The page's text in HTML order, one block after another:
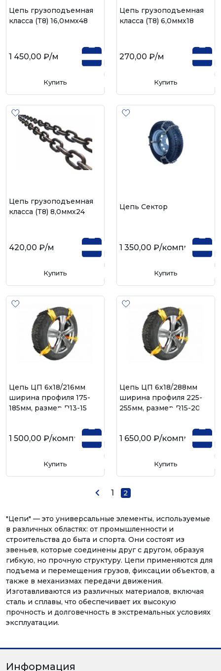
Цепь грузоподъемная
класса (Т8) 16,0ммх48
1 450,00 ₽/м
Купить
Цепь грузоподъемная
класса (Т8) 6,0ммх18
270,00 ₽/м
Купить
Цепь грузоподъемная
класса (Т8) 8,0ммх24
420,00 ₽/м
Купить
Цепь Сектор
1 350,00 ₽/компл
Купить
Цепь ЦП 6х18/216мм
ширина профиля 175-
185мм, размер R13-15
1 500,00 ₽/компл
Купить
Цепь ЦП 6х18/288мм
ширина профиля 225-
255мм, размер R15-20
1 650,00 ₽/компл
Купить
1 2
"Цепи" — это универсальные элементы, используемые
в различных областях: от промышленности и
строительства до быта и спорта. Они состоят из
звеньев, которые соединены друг с другом, образуя
гибкую, но прочную структуру. Цепи применяются для
подъема и перемещения грузов, фиксации объектов, а
также в механизмах передачи движения.
Изготавливаются из различных материалов, включая
сталь и сплавы, что обеспечивает их высокую
прочность и долговечность в экстремальных условиях
эксплуатации.
Информация